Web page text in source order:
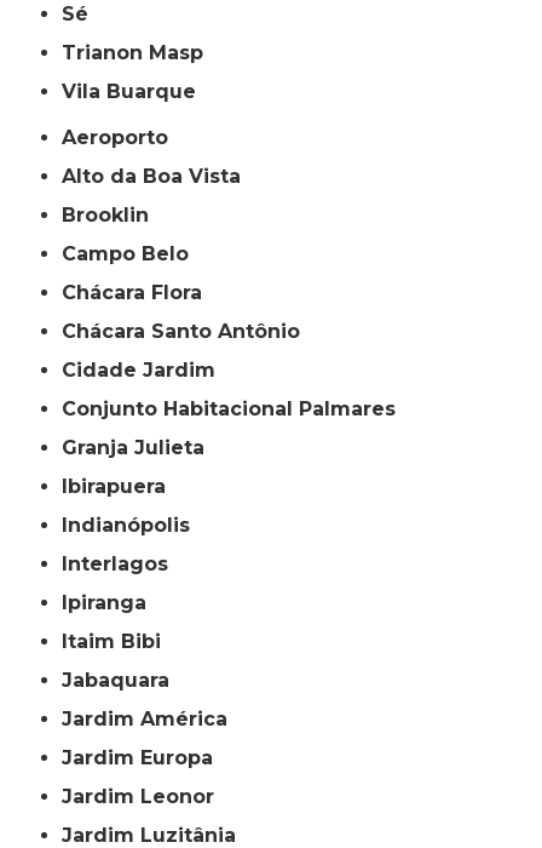
Sé
Trianon Masp
Vila Buarque
Aeroporto
Alto da Boa Vista
Brooklin
Campo Belo
Chácara Flora
Chácara Santo Antônio
Cidade Jardim
Conjunto Habitacional Palmares
Granja Julieta
Ibirapuera
Indianópolis
Interlagos
Ipiranga
Itaim Bibi
Jabaquara
Jardim América
Jardim Europa
Jardim Leonor
Jardim Luzitânia